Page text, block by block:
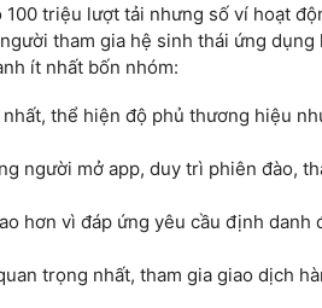
triệu lượt tải nhưng số ví hoạt
tham gia hệ sinh thái ứng dụng
ít nhất bốn nhóm:
thể hiện độ phủ thương hiệu
người mở app, duy trì phiên đào,
hơn vì đáp ứng yêu cầu định danh
trọng nhất, tham gia giao dịch